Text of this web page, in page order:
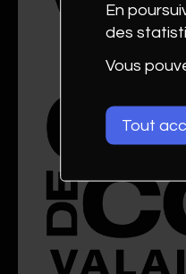
En
des
Vous
Tout